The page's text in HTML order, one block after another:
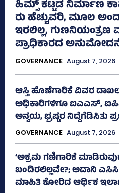
ಹಿಮ್ಸ್‌ ಕಟ್ಟಡ ನಿರ್ಮಾಣ
ರು ಹೆಚ್ಚುವರಿ, ಮೂಲ
ಇರಲಿಲ್ಲ, ಗುಣನಿಯಂತ್ರಣ
ಪ್ರಾಧಿಕಾರದ
GOVERNANCE August 7, 2026
ಆಸ್ತಿ ಹೊಣೆಗಾರಿಕೆ ವಿವರ
ಅಧಿಕಾರಿಗಳಿಗೂ ಐಎಎಸ್‌,
ಅನ್ವಯ, ಭ್ರಷ್ಟರ ನಿದ್ದೆಗೆಡಿಸಿತು
GOVERNANCE August 7, 2026
‘ಅಕ್ರಮ ಗಣಿಗಾರಿಕೆ
ಬಂದಿರಲಿಲ್ಲವೇ?; ಅದಾನಿ
ಮಾಹಿತಿ ಕೋರಿದ ಆರ್ಥಿಕ